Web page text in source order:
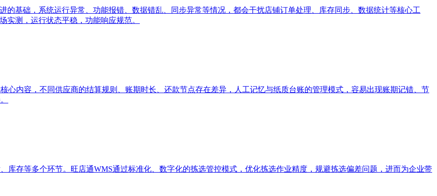
的基础，系统运行异常、功能报错、数据错乱、同步异常等情况，都会干扰店铺订单处理、库存同步、数据统计等核心工
实测，运行状态平稳，功能响应规范。
心内容，不同供应商的结算规则、账期时长、还款节点存在差异，人工记忆与纸质台账的管理模式，容易出现账期记错、节
库存等多个环节。旺店通WMS通过标准化、数字化的拣选管控模式，优化拣选作业精度，规避拣选偏差问题，进而为企业带